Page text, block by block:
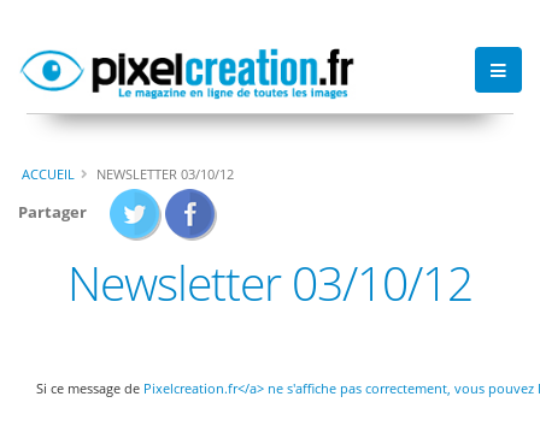
ACCUEIL NEWSLETTER 03/10/12
Partager
Newsletter 03/10/12
Si ce message de Pixelcreation.fr</a> ne s'affiche pas correctement, vous